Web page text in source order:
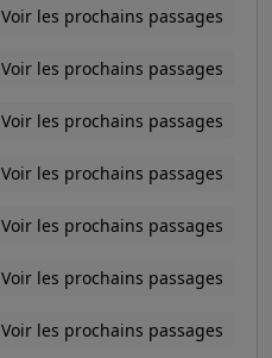
Voir les prochains passages
Voir les prochains passages
Voir les prochains passages
Voir les prochains passages
Voir les prochains passages
Voir les prochains passages
Voir les prochains passages